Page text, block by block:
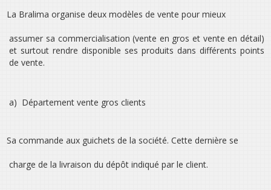
La Bralima organise deux modèles de vente pour mieux
assumer sa commercialisation (vente en gros et vente en détail)
et surtout rendre disponible ses produits dans différents points
de vente.
a) Département vente gros clients
Sa commande aux guichets de la société. Cette dernière se
charge de la livraison du dépôt indiqué par le client.